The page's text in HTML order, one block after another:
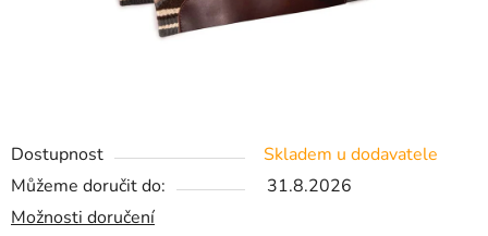
Dostupnost
Skladem u dodavatele
Můžeme doručit do:
31.8.2026
Možnosti doručení